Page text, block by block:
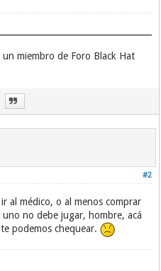
miembro de Foro Black Hat
#2
al médico, o al menos comprar
no debe jugar, hombre, acá
podemos chequear.